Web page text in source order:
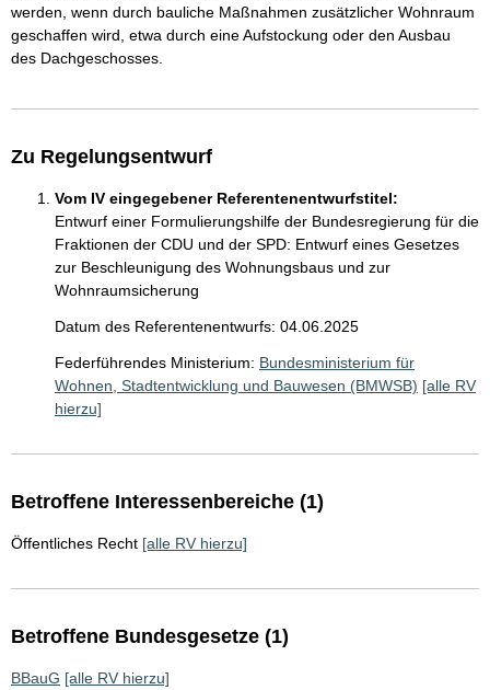
werden, wenn durch bauliche Maßnahmen zusätzlicher Wohnraum
geschaffen wird, etwa durch eine Aufstockung oder den Ausbau
des Dachgeschosses.
Zu Regelungsentwurf
Vom IV eingegebener Referentenentwurfstitel:
Entwurf einer Formulierungshilfe der Bundesregierung für die
Fraktionen der CDU und der SPD: Entwurf eines Gesetzes
zur Beschleunigung des Wohnungsbaus und zur
Wohnraumsicherung
Datum des Referentenentwurfs: 04.06.2025
Federführendes Ministerium: Bundesministerium für
Wohnen, Stadtentwicklung und Bauwesen (BMWSB) [alle RV
hierzu]
Betroffene Interessenbereiche (1)
Öffentliches Recht [alle RV hierzu]
Betroffene Bundesgesetze (1)
BBauG [alle RV hierzu]